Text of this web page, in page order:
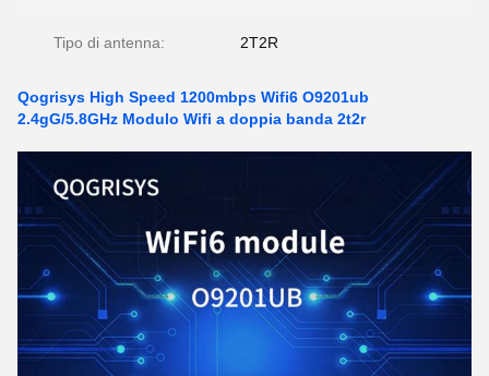
Tipo di antenna: 2T2R
Qogrisys High Speed 1200mbps Wifi6 O9201ub
2.4gG/5.8GHz Modulo Wifi a doppia banda 2t2r